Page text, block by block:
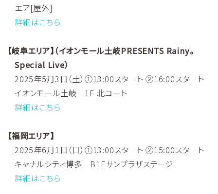
エア[屋外]
詳細はこちら
【岐阜エリア】（イオンモール土岐PRESENTS Rainy。
Special Live）
2025年5月3日（土）①13:00スタート ②16:00スタート
イオンモール土岐 1F 北コート
詳細はこちら
【福岡エリア】
2025年6月1日（日）①13:00スタート ②15:00スタート
キャナルシティ博多 B1Fサンプラザステージ
詳細はこちら